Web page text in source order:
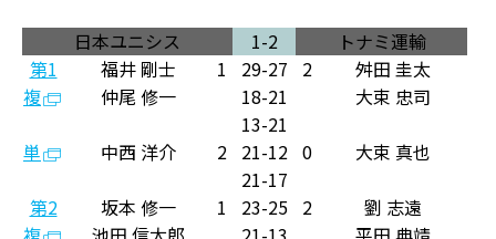
日本ユニシス 1-2
トナミ運輸
第1
複
福井 剛士
仲尾 修一
1 29-27
18-21
13-21
2
舛田 圭太
大束 忠司
単 中西 洋介 2 21-12
21-17
0 大束 真也
第2
坂本 修一
1 23-25
2
劉 志遠